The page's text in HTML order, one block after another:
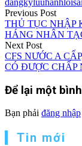
Điều
hướng
bài
viết
Previous Post
THỦ TỤC NHẬP
HÁNG NHÂN
Next Post
CFS NƯỚC A
CÓ ĐƯỢC CHẤP
Để lại một
Bạn phải đăng nhập
Tin mới